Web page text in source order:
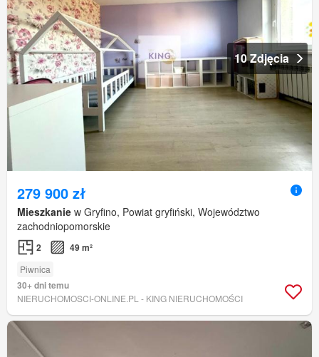
10 Zdjęcia
279 900 zł
Mieszkanie w Gryfino, Powiat gryfiński, Województwo
zachodniopomorskie
2 49 m²
Piwnica
30+ dni temu
NIERUCHOMOSCI-ONLINE.PL - KING NIERUCHOMOŚCI